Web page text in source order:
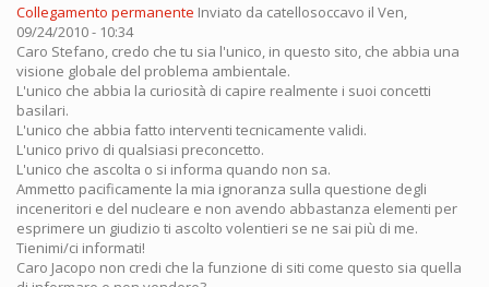
Collegamento permanente Inviato da catellosoccavo il Ven,
09/24/2010 - 10:34
Caro Stefano, credo che tu sia l'unico, in questo sito, che abbia una
visione globale del problema ambientale.
L'unico che abbia la curiosità di capire realmente i suoi concetti
basilari.
L'unico che abbia fatto interventi tecnicamente validi.
L'unico privo di qualsiasi preconcetto.
L'unico che ascolta o si informa quando non sa.
Ammetto pacificamente la mia ignoranza sulla questione degli
inceneritori e del nucleare e non avendo abbastanza elementi per
esprimere un giudizio ti ascolto volentieri se ne sai più di me.
Tienimi/ci informati!
Caro Jacopo non credi che la funzione di siti come questo sia quella